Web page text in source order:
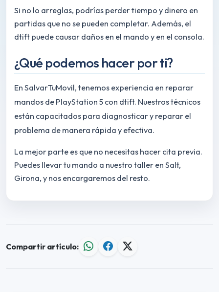
Si no lo arreglas, podrías perder tiempo y dinero en
partidas que no se pueden completar. Además, el
dtift puede causar daños en el mando y en el consola.
¿Qué podemos hacer por ti?
En SalvarTuMovil, tenemos experiencia en reparar
mandos de PlayStation 5 con dtift. Nuestros técnicos
están capacitados para diagnosticar y reparar el
problema de manera rápida y efectiva.
La mejor parte es que no necesitas hacer cita previa.
Puedes llevar tu mando a nuestro taller en Salt,
Girona, y nos encargaremos del resto.
Compartir artículo: